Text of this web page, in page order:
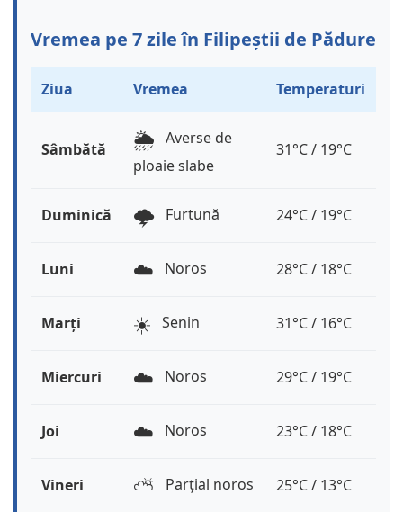
Vremea pe 7 zile în Filipeștii de Pădure
Ziua Vremea Temperaturi
Sâmbătă 🌦️ Averse de
ploaie slabe
31°C / 19°C
Duminică 🌩️ Furtună 24°C / 19°C
Luni ☁️ Noros 28°C / 18°C
Marți ☀️ Senin 31°C / 16°C
Miercuri ☁️ Noros 29°C / 19°C
Joi ☁️ Noros 23°C / 18°C
Vineri ⛅️ Parțial noros 25°C / 13°C